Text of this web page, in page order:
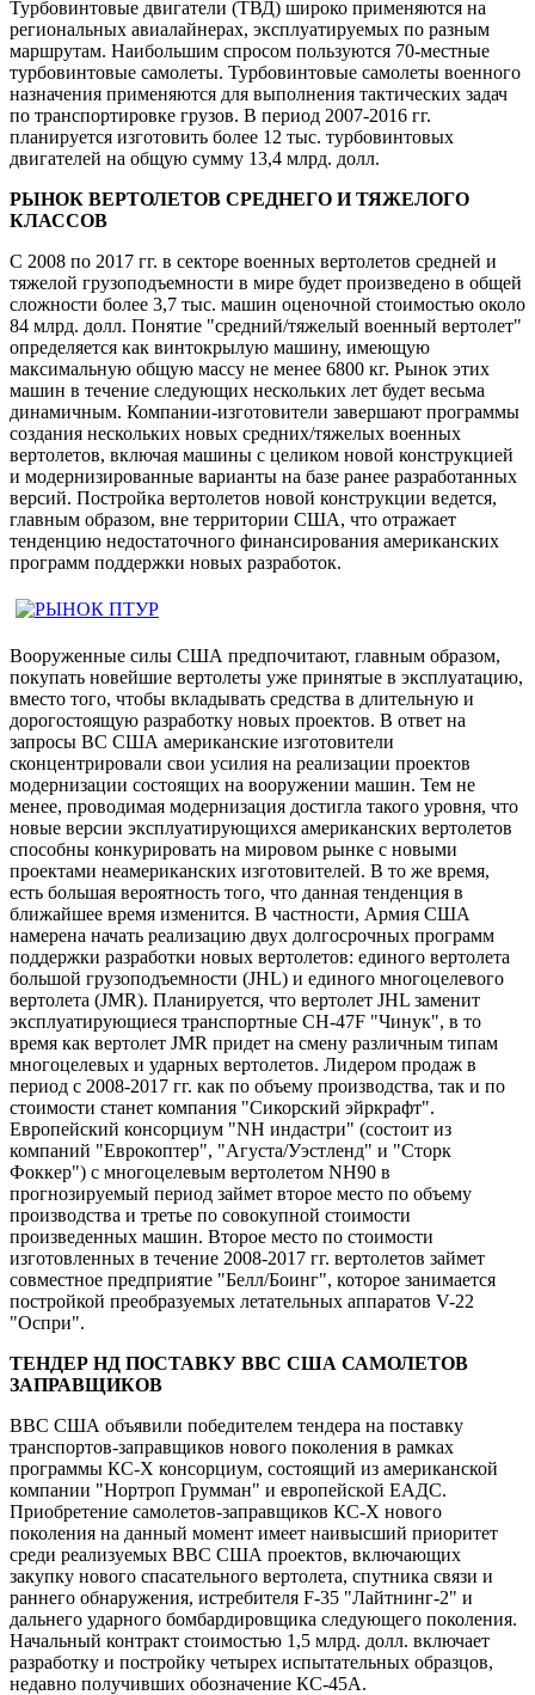
Турбовинтовые двигатели (ТВД) широко применяются на
региональных авиалайнерах, эксплуатируемых по разным
маршрутам. Наибольшим спросом пользуются 70-местные
турбовинтовые самолеты. Турбовинтовые самолеты военного
назначения применяются для выполнения тактических задач
по транспортировке грузов. В период 2007-2016 гг.
планируется изготовить более 12 тыс. турбовинтовых
двигателей на общую сумму 13,4 млрд. долл.
РЫНОК ВЕРТОЛЕТОВ СРЕДНЕГО И ТЯЖЕЛОГО
КЛАССОВ
С 2008 по 2017 гг. в секторе военных вертолетов средней и
тяжелой грузоподъемности в мире будет произведено в общей
сложности более 3,7 тыс. машин оценочной стоимостью около
84 млрд. долл. Понятие "средний/тяжелый военный вертолет"
определяется как винтокрылую машину, имеющую
максимальную общую массу не менее 6800 кг. Рынок этих
машин в течение следующих нескольких лет будет весьма
динамичным. Компании-изготовители завершают программы
создания нескольких новых средних/тяжелых военных
вертолетов, включая машины с целиком новой конструкцией
и модернизированные варианты на базе ранее разработанных
версий. Постройка вертолетов новой конструкции ведется,
главным образом, вне территории США, что отражает
тенденцию недостаточного финансирования американских
программ поддержки новых разработок.
Вооруженные силы США предпочитают, главным образом,
покупать новейшие вертолеты уже принятые в эксплуатацию,
вместо того, чтобы вкладывать средства в длительную и
дорогостоящую разработку новых проектов. В ответ на
запросы ВС США американские изготовители
сконцентрировали свои усилия на реализации проектов
модернизации состоящих на вооружении машин. Тем не
менее, проводимая модернизация достигла такого уровня, что
новые версии эксплуатирующихся американских вертолетов
способны конкурировать на мировом рынке с новыми
проектами неамериканских изготовителей. В то же время,
есть большая вероятность того, что данная тенденция в
ближайшее время изменится. В частности, Армия США
намерена начать реализацию двух долгосрочных программ
поддержки разработки новых вертолетов: единого вертолета
большой грузоподъемности (JHL) и единого многоцелевого
вертолета (JMR). Планируется, что вертолет JHL заменит
эксплуатирующиеся транспортные CH-47F "Чинук", в то
время как вертолет JMR придет на смену различным типам
многоцелевых и ударных вертолетов. Лидером продаж в
период с 2008-2017 гг. как по объему производства, так и по
стоимости станет компания "Сикорский эйркрафт".
Европейский консорциум "NH индастри" (состоит из
компаний "Еврокоптер", "Агуста/Уэстленд" и "Сторк
Фоккер") с многоцелевым вертолетом NH90 в
прогнозируемый период займет второе место по объему
производства и третье по совокупной стоимости
произведенных машин. Второе место по стоимости
изготовленных в течение 2008-2017 гг. вертолетов займет
совместное предприятие "Белл/Боинг", которое занимается
постройкой преобразуемых летательных аппаратов V-22
"Оспри".
ТЕНДЕР НД ПОСТАВКУ ВВС США САМОЛЕТОВ
ЗАПРАВЩИКОВ
ВВС США объявили победителем тендера на поставку
транспортов-заправщиков нового поколения в рамках
программы КС-Х консорциум, состоящий из американской
компании "Нортроп Грумман" и европейской ЕАДС.
Приобретение самолетов-заправщиков КС-Х нового
поколения на данный момент имеет наивысший приоритет
среди реализуемых ВВС США проектов, включающих
закупку нового спасательного вертолета, спутника связи и
раннего обнаружения, истребителя F-35 "Лайтнинг-2" и
дальнего ударного бомбардировщика следующего поколения.
Начальный контракт стоимостью 1,5 млрд. долл. включает
разработку и постройку четырех испытательных образцов,
недавно получивших обозначение КС-45А.